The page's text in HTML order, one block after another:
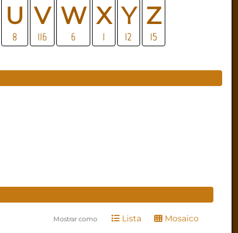
U
8
V
116
W
6
X
1
Y
12
Z
15
Mostrar como Lista Mosaico